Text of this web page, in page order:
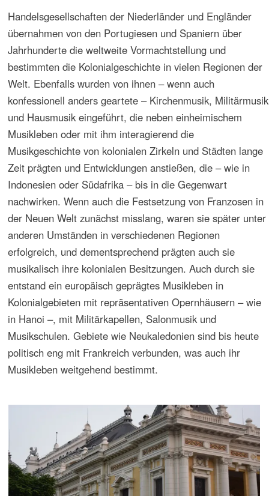
Für die meist Länder Amerikas endete offiziell die
Kolonialzeit mit der Unabhängigkeit im 19. Jahrhundert.
Noch in der Gegenwart gehören Regionen Lateinamerikas
zu europäischen Ländern, wie u.a. die französischen
Departements Französische Guiana, Guadeloupe,
Martinique und Saint Martin oder Sint Marteen, Aruba,
Curação und andere karibische Inseln des
niederländischen Königreichs. Mit der
Kolonialvergangenheit vieler unabhängiger amerikanischer
Länder verbinden sich Vorstellungen von einer Kunst der
Kolonialzeit bzw. Kolonialmusik. Sie spielt eine
maßgebliche Rolle in der historischen Musikforschung
dieser lateinamerikanischen Länder und erregt zuweilen
eine solche Aufmerksamkeit, dass andere Zeiten in der
Musikgeschichte -– paradoxerweise auch solche nach der
Unabhängigkeit – vernachlässigt werden.
Es kamen auch nach der politischer Unabhängikeit
weiterhin europäische Einwanderer in mehrere Länder
Südamerikas, die, z.T. von Großgrundbesitzern,
Unternehmern und Anwerbungsfirmen oder gar den
jeweiligen Regierungen gefördert, Gebiete erhielten,
Kolonien bildeten und die ansässige Bevölkerung von ihren
Territorien vertrieben oder gar ermordeten. Die Aus- und
Einwanderungsgeschichte des 19. und 20. Jahrhunderts ist
eng mit der Geschichte der Kolonialisierung bis dahin
unerschlossener Regionen sowie der Migrantenviertel in
Großstädten verbunden. Auch in diesen Regionen,
Siedlungen, Städten und Stadtvierteln wurden
Musiktraditionen der alten Heimat gepflegt, entstanden
Geschichte wird vielerorts in Kolonialmuseen erinnert und
das Koloniale wird in Tanz- und Musiktraditionen zelebriert
und studiert. Nicht nur Europäer haben Kolonien in
auswärtigen Gebieten gegründet, sondern auch u.a.
Chinesen, Araber, Syrolibanesen und Inder. Die
Geschichte kolonialer Prozesse ist vielfältig und verlangt,
wie auch die Rolle der Musik in den jeweiligen Kontexten,
nach Differenzierungen.